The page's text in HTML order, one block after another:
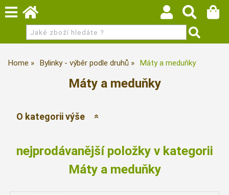
Home Bylinky - výběr podle druhů Máty a meduňky
Máty a meduňky
O kategorii výše
nejprodávanější položky v kategorii
Máty a meduňky